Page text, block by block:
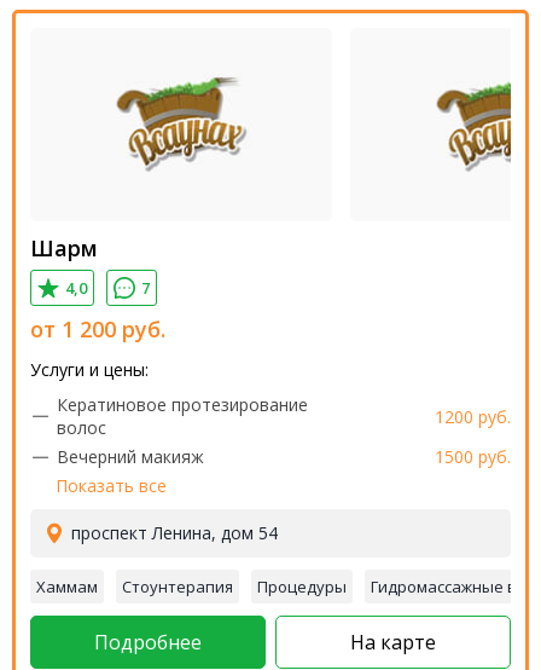
Шарм
4,0 7
от 1 200 руб.
Услуги и цены:
Кератиновое протезирование
волос
1200 руб.
Вечерний макияж
1500 руб.
Показать все
проспект Ленина, дом 54
Хаммам Стоунтерапия Процедуры Гидромассажные
Подробнее На карте